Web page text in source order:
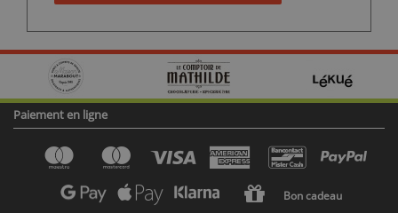
Paiement en ligne
Bon cadeau